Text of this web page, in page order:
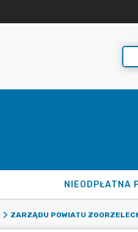
NIEODPŁATNA
ZARZĄDU POWIATU